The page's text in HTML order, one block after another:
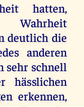
hatten,
deutlich die
anderen
sehr schnell
hässlichen
erkennen,